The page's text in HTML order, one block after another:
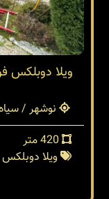
ویلا دوبلکس
نوشهر /
ویلا دوبلکس